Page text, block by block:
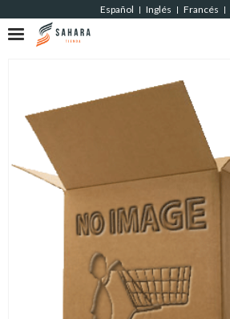
Español | Inglés | Francés |